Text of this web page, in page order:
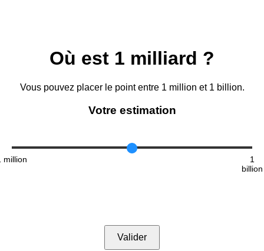
Où est 1 milliard ?
Vous pouvez placer le point entre 1 million et 1 billion.
Votre estimation
million
1
billion
Valider